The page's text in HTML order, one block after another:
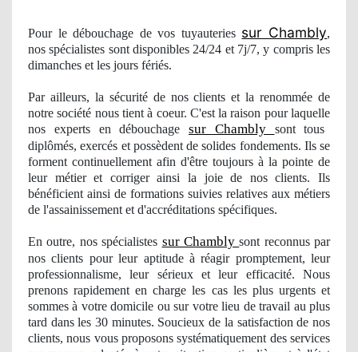
Pour le débouchage de vos tuyauteries sur Chambly,
nosspécialistes sont disponibles 24/24 et 7j/7, y compris les
dimanches et les jours fériés.
Par ailleurs, la sécurité de nos clients et la renommée de
notre société nous tient à coeur. C'est la raison pour laquelle
nos experts en débouchage sur Chambly sont tous
diplômés, exercés et possèdent de solides fondements. Ils se
forment continuellement afin d'être toujours à la pointe de
leur métier et corriger ainsi la joie de nos clients. Ils
bénéficient ainsi de formations suivies relatives aux métiers
de l'assainissement et d'accréditations spécifiques.
En outre, nosspécialistes sur Chamblysont reconnus par
nos clients pour leur aptitude à réagir promptement, leur
professionnalisme, leur sérieux et leur efficacité. Nous
prenons rapidement en charge les cas les plus urgents et
sommes à votre domicile ou sur votre lieu de travail au plus
tard dans les 30 minutes. Soucieux de la satisfaction de nos
clients, nous vous proposons systématiquement des services